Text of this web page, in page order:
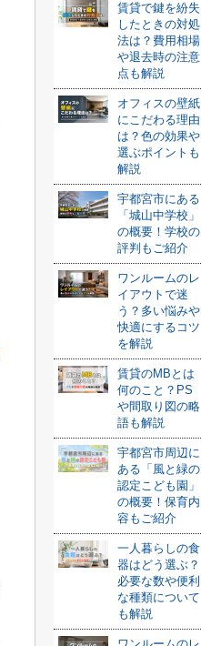
賃貸で鍵を紛失
したときの対処
法は？費用相場
や退去時の注意
点も解説
オフィスの壁紙
にこだわる理由
は？色の効果や
選ぶポイントも
解説
宇都宮市にある
「城山中学校」
の概要！学校の
評判もご紹介
ワンルームのレ
イアウトで迷
う？多い悩みや
快適にするコツ
を解説
賃貸のMBとは
何のこと？PS
や間取り図の略
語も解説
宇都宮市周辺に
ある「風と緑の
認定こども園」
の概要！保育内
容もご紹介
一人暮らしの食
器はどう選ぶ？
必要な数や便利
な種類について
も解説